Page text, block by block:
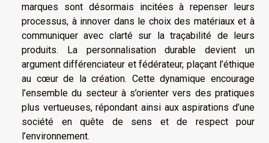
marques sont désormais incitées à repenser leurs
processus, à innover dans le choix des matériaux et à
communiquer avec clarté sur la traçabilité de leurs
produits. La personnalisation durable devient un
argument différenciateur et fédérateur, plaçant l’éthique
au cœur de la création. Cette dynamique encourage
l’ensemble du secteur à s’orienter vers des pratiques
plus vertueuses, répondant ainsi aux aspirations d’une
société en quête de sens et de respect pour
l’environnement.